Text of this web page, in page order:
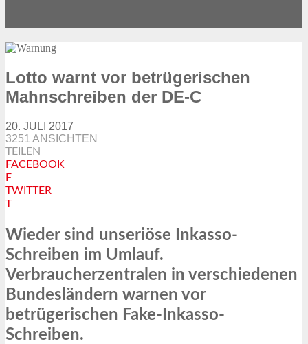
Lotto warnt vor betrügerischen
Mahnschreiben der DE-C
20. JULI 2017
3251 ANSICHTEN
TEILEN
FACEBOOK
F
TWITTER
T
Wieder sind unseriöse Inkasso-
Schreiben im Umlauf.
Verbraucherzentralen in verschiedenen
Bundesländern warnen vor
betrügerischen Fake-Inkasso-
Schreiben.